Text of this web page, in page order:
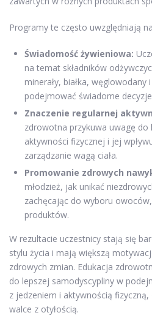
Programy te często uwzględniają
Świadomość żywieniowa:
na temat składników
minerały, białka, węglowodany
podejmować świadome
Znaczenie regularnej
zdrowotna przykuwa uwagę do
aktywności fizycznej i jej
zarządzanie wagą ciała.
Promowanie zdrowych
młodzież, jak unikać
zachęcając do wyboru
produktów.
W rezultacie uczestnicy stają się
stylu życia i mają większą
zdrowych zmian. Edukacja
do lepszej samodyscypliny w
z jedzeniem i aktywnością
walce z otyłością.